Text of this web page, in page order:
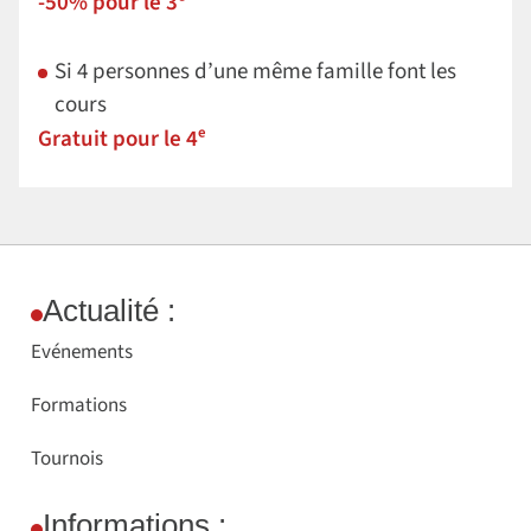
Si 4 personnes d’une même famille font les
cours
Gratuit pour le 4ᵉ
Actualité :
Evénements
Formations
Tournois